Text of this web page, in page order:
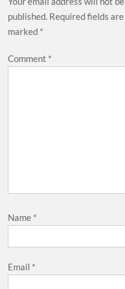
published. Required fields are
marked *
Comment *
Name *
Email *